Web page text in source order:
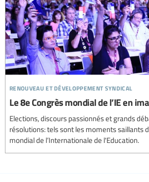
renouveau et développement syndical
Le 8e Congrès mondial de l’IE en
Elections, discours passionnés et grands
résolutions: tels sont les moments saillants
mondial de l’Internationale de l'Education.